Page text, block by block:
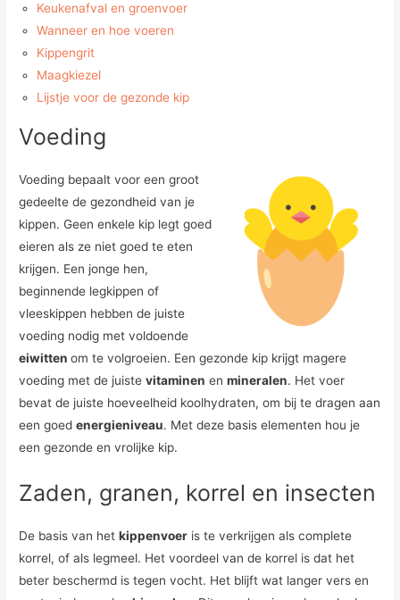
Keukenafval en groenvoer
Wanneer en hoe voeren
Kippengrit
Maagkiezel
Lijstje voor de gezonde kip
Voeding
Voeding bepaalt voor een groot
gedeelte de gezondheid van je
kippen. Geen enkele kip legt goed
eieren als ze niet goed te eten
krijgen. Een jonge hen,
beginnende legkippen of
vleeskippen hebben de juiste
voeding nodig met voldoende
eiwittenom te volgroeien. Een gezonde kip krijgt magere
voeding met de juistevitaminen enmineralen. Het voer
bevat de juiste hoeveelheid koolhydraten, om bij te dragen aan
een goedenergieniveau. Met deze basis elementen hou je
een gezonde en vrolijke kip.
Zaden, granen, korrel en insecten
De basis van hetkippenvoer is te verkrijgen als complete
korrel, of als legmeel. Het voordeel van de korrel is dat het
beter beschermd is tegen vocht. Het blijft wat langer vers en